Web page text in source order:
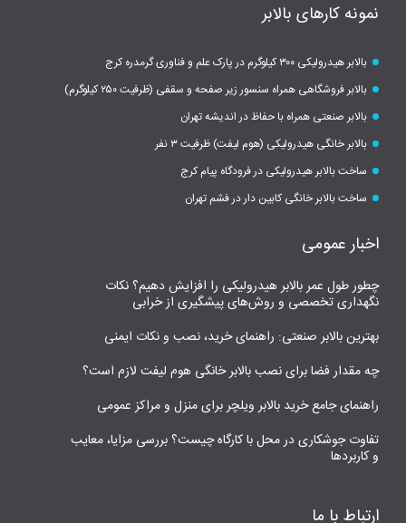
نمونه کارهای بالابر
بالابر هیدرولیکی ۳۰۰ کیلوگرم در پارک علم و فناوری گرمدره کرج
بالابر فروشگاهی همراه سنسور زیر صفحه و سقفی (ظرفیت ۲۵۰ کیلوگرم)
بالابر صنعتی همراه با حفاظ در اندیشه تهران
بالابر خانگی هیدرولیکی (هوم لیفت) ظرفیت ۳ نفر
ساخت بالابر هیدرولیکی در فرودگاه پیام کرج
ساخت بالابر خانگی کابین دار در فشم تهران
اخبار عمومی
چطور طول عمر بالابر هیدرولیکی را افزایش دهیم؟ نکات
نگهداری تخصصی و روش‌های پیشگیری از خرابی
بهترین بالابر صنعتی: راهنمای خرید، نصب و نکات ایمنی
چه مقدار فضا برای نصب بالابر خانگی هوم لیفت لازم است؟
راهنمای جامع خرید بالابر ویلچر برای منزل و مراکز عمومی
تفاوت جوشکاری در محل با کارگاه چیست؟ بررسی مزایا، معایب
و کاربردها
ارتباط با ما